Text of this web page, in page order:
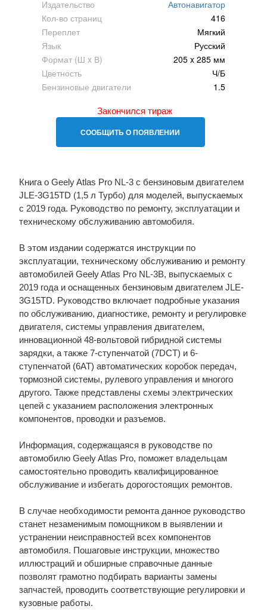
Издательство
Автонавигатор
Кол-во страниц
416
Переплет
Мягкий
Язык
Русский
Формат (Ш x В)
205 x 285 мм
Цветность
Ч/Б
Бензиновые двигатели
1.5
Закончился тираж
СООБЩИТЬ О ПОЯВЛЕНИИ
Книга о Geely Atlas Pro NL-3 с бензиновым двигателем
JLE-3G15TD (1,5 л Турбо) для моделей, выпускаемых
с 2019 года. Руководство по ремонту, эксплуатации и
техническому обслуживанию автомобиля.
В этом издании содержатся инструкции по
эксплуатации, техническому обслуживанию и ремонту
автомобилей Geely Atlas Pro NL-3B, выпускаемых с
2019 года и оснащенных бензиновым двигателем JLE-
3G15TD. Руководство включает подробные указания
по обслуживанию, диагностике, ремонту и регулировке
двигателя, системы управления двигателем,
инновационной 48-вольтовой гибридной системы
зарядки, а также 7-ступенчатой (7DCT) и 6-
ступенчатой (6AT) автоматических коробок передач,
тормозной системы, рулевого управления и многого
другого. Также представлены схемы электрических
цепей с указанием расположения электронных
компонентов, проводки и разъемов.
Информация, содержащаяся в руководстве по
автомобилю Geely Atlas Pro, поможет владельцам
самостоятельно проводить квалифицированное
обслуживание и избегать дорогостоящих ремонтов.
В случае необходимости ремонта данное руководство
станет незаменимым помощником в выявлении и
устранении неисправностей всех компонентов
автомобиля. Пошаговые инструкции, множество
иллюстраций и обширные справочные данные
позволят грамотно подбирать варианты замены
запчастей, проводить соответствующие регулировки и
кузовные работы.